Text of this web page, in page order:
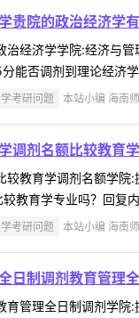
贵院的政治经济学
治经济学学院:经济与
能否调剂到理论经济
考研问题 本站小编 海南
调剂名额比较教育
较教育学调剂名额学
较教育学专业吗？回复
考研问题 本站小编 海南
日制调剂教育管理
育管理全日制调剂学